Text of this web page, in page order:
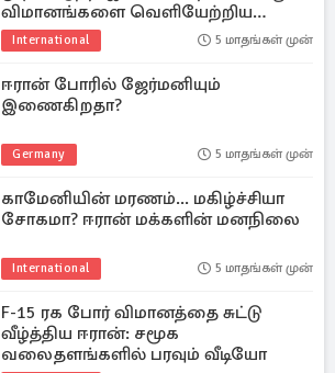
விமானங்களை வெளியேற்றிய
அமெரிக்கா
International 5 மாதங்கள் முன்
ஈரான் போரில் ஜேர்மனியும்
இணைகிறதா?
Germany 5 மாதங்கள் முன்
காமேனியின் மரணம்... மகிழ்ச்சியா
சோகமா? ஈரான் மக்களின் மனநிலை
International 5 மாதங்கள் முன்
F-15 ரக போர் விமானத்தை சுட்டு
வீழ்த்திய ஈரான்: சமூக
வலைதளங்களில் பரவும் வீடியோ